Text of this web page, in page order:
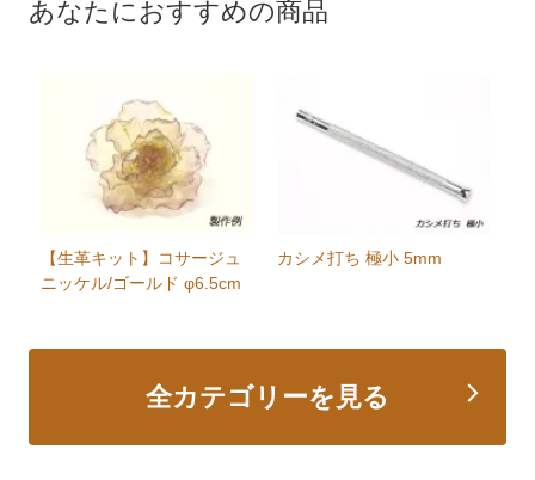
あなたにおすすめの商品
【生革キット】コサージュ
ニッケル/ゴールド φ6.5cm
カシメ打ち 極小 5mm
全カテゴリーを見る